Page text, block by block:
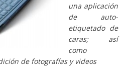
una aplicación
de auto-
etiquetado de
caras; así
como
de fotografías y videos